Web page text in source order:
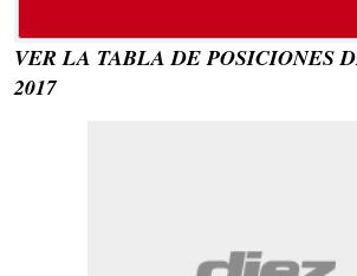
VER LA TABLA DE POSICIONES
2017